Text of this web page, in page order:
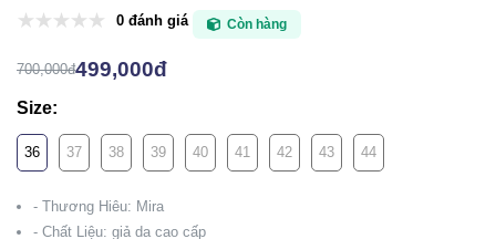
0 đánh giá Còn hàng
700,000đ499,000đ
Size:
36 37 38 39 40 41 42 43 44
- Thương Hiêu: Mira
- Chất Liệu: giả da cao cấp